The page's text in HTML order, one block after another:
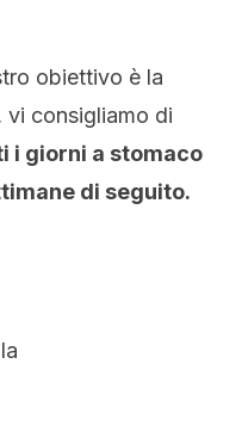
obiettivo è la
consigliamo di
i giorni a stomaco
di seguito.